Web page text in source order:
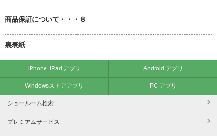
商品保証について・・・８
裏表紙
iPhone･iPad アプリ Android アプリ
Windowsストアアプリ PC アプリ
ショールーム検索
プレミアムサービス